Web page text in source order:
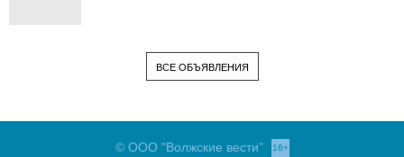
ВСЕ ОБЪЯВЛЕНИЯ
© ООО "Волжские вести" 16+